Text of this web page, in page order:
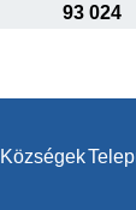
93 024
Községek